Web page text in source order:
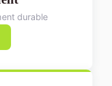
durable